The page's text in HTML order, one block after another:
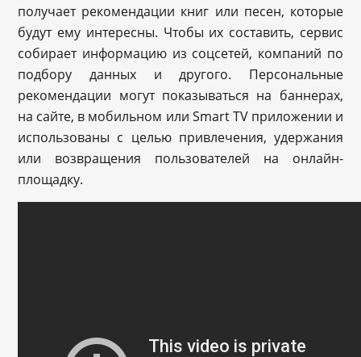
получает рекомендации книг или песен, которые
будут ему интересны. Чтобы их составить, сервис
собирает информацию из соцсетей, компаний по
подбору данных и другого. Персональные
рекомендации могут показываться на баннерах,
на сайте, в мобильном или Smart TV приложении и
использованы с целью привлечения, удержания
или возвращения пользователей на онлайн-
площадку.